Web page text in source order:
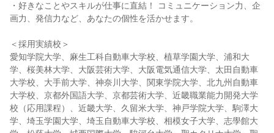
・好きなことやスキルが仕事に直結！ コミュニケーション力、企
画力、発信力など、あなたの個性を活かせます。
＜採用実績校＞
愛知学院大学、麻生工科自動車大学校、植草学園大学、浦和大
学、桜美林大学、大阪芸術大学、大阪電気通信大学、太田自動車
大学校、大手前大学、神奈川大学、関東学院大学、北九州自動車
大学校、京都外国語大学、京都芸術大学、近畿職業能力開発大学
校（応用課程）、近畿大学、久留米大学、神戸学院大学、駒澤大
学、埼玉学園大学、埼玉自動車大学校、相模女子大学、志學館大